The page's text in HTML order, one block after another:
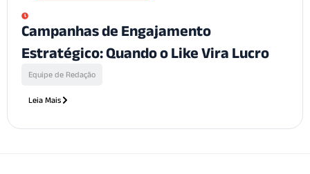
Campanhas de Engajamento
Estratégico: Quando o Like Vira Lucro
Equipe de Redação
Leia Mais